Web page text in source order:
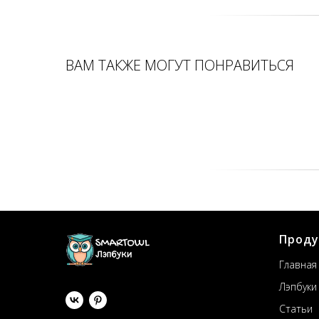
ВАМ ТАКЖЕ МОГУТ ПОНРАВИТЬСЯ
Главная
Лэпбуки
Статьи